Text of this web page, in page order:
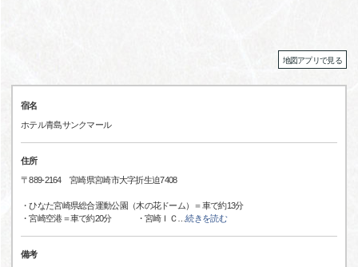
地図アプリで見る
宿名
ホテル青島サンクマール
住所
〒889-2164 宮崎県宮崎市大字折生迫7408
・ひなた宮崎県総合運動公園（木の花ドーム）＝車で約13分
・宮崎空港＝車で約20分 ・宮崎ＩＣ …続きを読む
備考